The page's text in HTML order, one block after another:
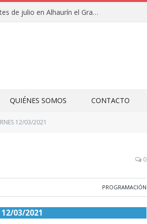
Campamentos de educación y deportes de julio en Alhaurín el Grande y Villa del Guadalhorce
QUIÉNES SOMOS CONTACTO
12/03/2021
0
PROGRAMACIÓN
12/03/2021